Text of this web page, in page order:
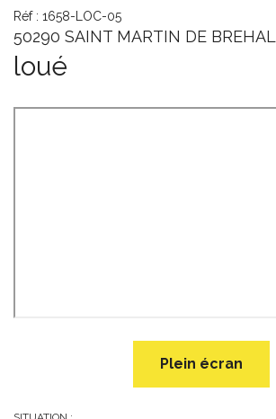
Réf : 1658-LOC-05
50290 SAINT MARTIN DE BREHAL
loué
Plein écran